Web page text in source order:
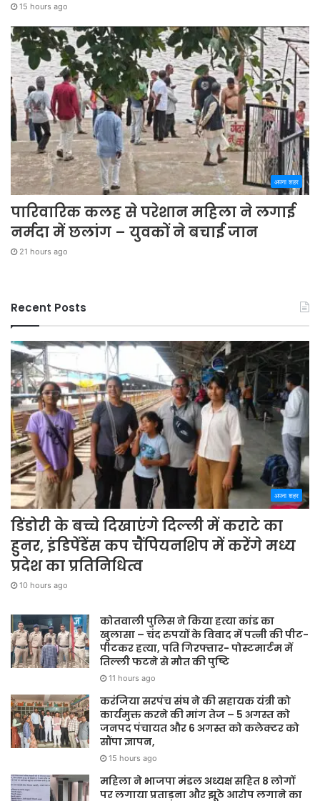
15 hours ago
अपना शहर
पारिवारिक कलह से परेशान महिला ने लगाई
नर्मदा में छलांग – युवकों ने बचाई जान
21 hours ago
Recent Posts
अपना शहर
डिंडोरी के बच्चे दिखाएंगे दिल्ली में कराटे का
हुनर, इंडिपेंडेंस कप चैंपियनशिप में करेंगे मध्य
प्रदेश का प्रतिनिधित्व
10 hours ago
कोतवाली पुलिस ने किया हत्या कांड का
खुलासा – चंद रुपयों के विवाद में पत्नी की पीट-
पीटकर हत्या, पति गिरफ्तार- पोस्टमार्टम में
तिल्ली फटने से मौत की पुष्टि
11 hours ago
करंजिया सरपंच संघ ने की सहायक यंत्री को
कार्यमुक्त करने की मांग तेज – 5 अगस्त को
जनपद पंचायत और 6 अगस्त को कलेक्टर को
सौंपा ज्ञापन,
15 hours ago
महिला ने भाजपा मंडल अध्यक्ष सहित 8 लोगों
पर लगाया प्रताड़ना और झूठे आरोप लगाने का